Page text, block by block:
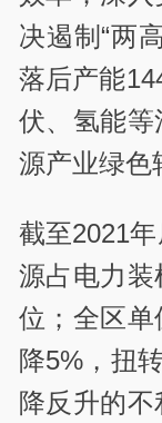
决遏制“两
落后产能
伏、氢能
源产业绿
截至2021
源占电力装
位；全区单
降5%，扭
降反升的